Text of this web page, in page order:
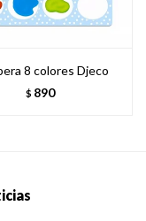
8 colores Djeco
$ 890